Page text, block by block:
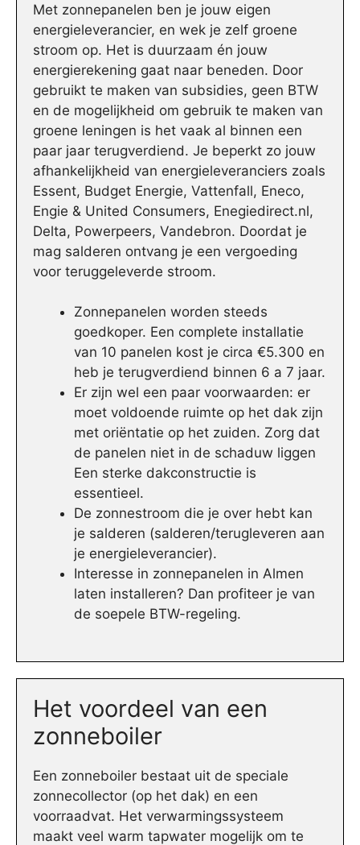
Met zonnepanelen ben je jouw eigen
energieleverancier, en wek je zelf groene
stroom op. Het is duurzaam én jouw
energierekening gaat naar beneden. Door
gebruikt te maken van subsidies, geen BTW
en de mogelijkheid om gebruik te maken van
groene leningen is het vaak al binnen een
paar jaar terugverdiend. Je beperkt zo jouw
afhankelijkheid van energieleveranciers zoals
Essent, Budget Energie, Vattenfall, Eneco,
Engie & United Consumers, Enegiedirect.nl,
Delta, Powerpeers, Vandebron. Doordat je
mag salderen ontvang je een vergoeding
voor teruggeleverde stroom.
Zonnepanelen worden steeds
goedkoper. Een complete installatie
van 10 panelen kost je circa €5.300 en
heb je terugverdiend binnen 6 a 7 jaar.
Er zijn wel een paar voorwaarden: er
moet voldoende ruimte op het dak zijn
met oriëntatie op het zuiden. Zorg dat
de panelen niet in de schaduw liggen
Een sterke dakconstructie is
essentieel.
De zonnestroom die je over hebt kan
je salderen (salderen/terugleveren aan
je energieleverancier).
Interesse in zonnepanelen in Almen
laten installeren? Dan profiteer je van
de soepele BTW-regeling.
Het voordeel van een
zonneboiler
Een zonneboiler bestaat uit de speciale
zonnecollector (op het dak) en een
voorraadvat. Het verwarmingssysteem
maakt veel warm tapwater mogelijk om te